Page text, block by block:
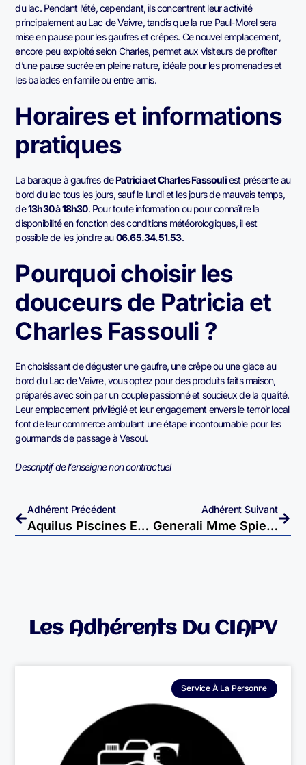
du lac. Pendant l’été, cependant, ils concentrent leur activité
principalement au Lac de Vaivre, tandis que la rue Paul-Morel sera
mise en pause pour les gaufres et crêpes. Ce nouvel emplacement,
encore peu exploité selon Charles, permet aux visiteurs de profiter
d’une pause sucrée en pleine nature, idéale pour les promenades et
les balades en famille ou entre amis.
Horaires et informations
pratiques
La baraque à gaufres dePatricia et Charles Fassouliest présente au
bord du lac tous les jours, sauf le lundi et les jours de mauvais temps,
de13h30 à 18h30. Pour toute information ou pour connaître la
disponibilité en fonction des conditions météorologiques, il est
possible de les joindre au06.65.34.51.53.
Pourquoi choisir les
douceurs de Patricia et
Charles Fassouli ?
En choisissant de déguster une gaufre, une crêpe ou une glace au
bord du Lac de Vaivre, vous optez pour des produits faits maison,
préparés avec soin par un couple passionné et soucieux de la qualité.
Leur emplacement privilégié et leur engagement envers le terroir local
font de leur commerce ambulant une étape incontournable pour les
gourmands de passage à Vesoul.
Descriptif de l’enseigne non contractuel
Adhérent Précédent
Aquilus Piscines Et Spas À Vesoul
Adhérent Suivant
Generali Mme Spieser – Itinérante
Les Adhérents Du CIAPV
Service À La Personne